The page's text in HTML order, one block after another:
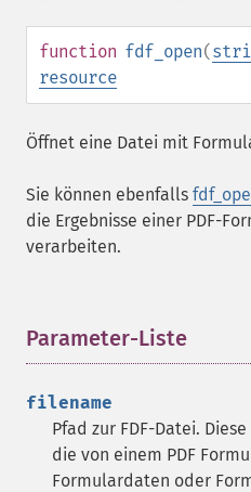
function fdf_open(
resource
Öffnet eine Datei mit
Sie können ebenfalls
die Ergebnisse einer PDF-
verarbeiten.
Parameter-Liste
filename
Pfad zur FDF-Datei.
die von einem PDF
Formulardaten oder